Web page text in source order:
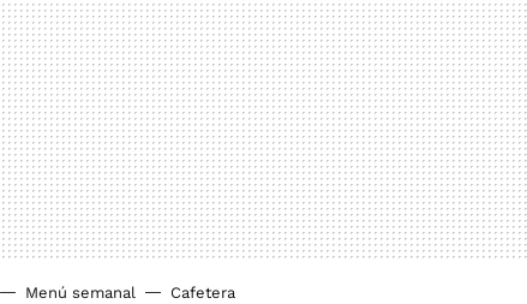
Menú semanal Cafetera